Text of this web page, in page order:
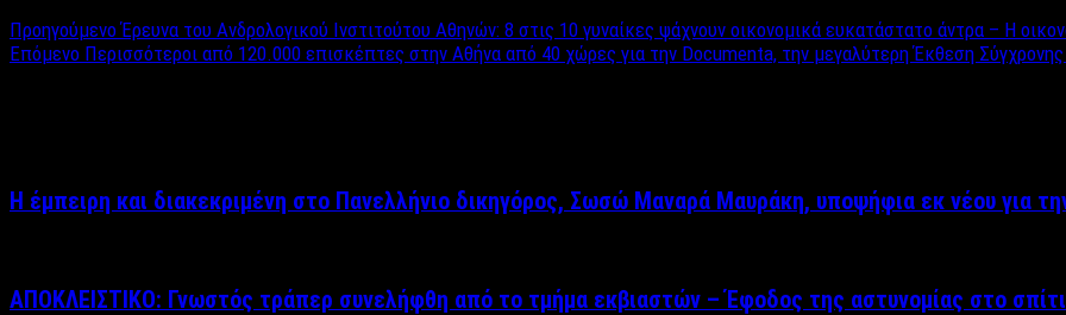
ΠροηγούμενοΈρευνα του Ανδρολογικού Ινστιτούτου Αθηνών: 8 στις 10 γυναίκες ψάχνουν οικονομικά ευκατάστατο άντρα – Η
Επόμενο Περισσότεροι από 120.000 επισκέπτες στην Αθήνα από 40 χώρες για την Documenta, την μεγαλύτερη Έκθεση
Η έμπειρη και διακεκριμένη στο Πανελλήνιο δικηγόρος, Σωσώ Μαναρά Μαυράκη, υποψήφια εκ νέου για
ΑΠΟΚΛΕΙΣΤΙΚΟ: Γνωστός τράπερ συνελήφθη από το τμήμα εκβιαστών – Έφοδος της αστυνομίας στο